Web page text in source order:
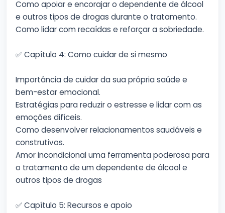
Como apoiar e encorajar o dependente de álcool
e outros tipos de drogas durante o tratamento.
Como lidar com recaídas e reforçar a sobriedade.
✅ Capítulo 4: Como cuidar de si mesmo
Importância de cuidar da sua própria saúde e
bem-estar emocional.
Estratégias para reduzir o estresse e lidar com as
emoções difíceis.
Como desenvolver relacionamentos saudáveis e
construtivos.
Amor incondicional uma ferramenta poderosa para
o tratamento de um dependente de álcool e
outros tipos de drogas
✅ Capítulo 5: Recursos e apoio